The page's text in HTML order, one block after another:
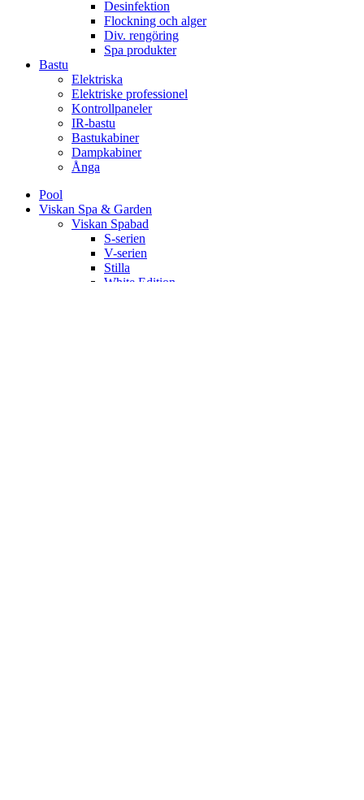
Desinfektion
Flockning och alger
Div. rengöring
Spa produkter
Bastu
Elektriska
Elektriske professionel
Kontrollpaneler
IR-bastu
Bastukabiner
Dampkabiner
Ånga
Pool
Viskan Spa & Garden
Viskan Spabad
S-serien
V-serien
Stilla
White Edition